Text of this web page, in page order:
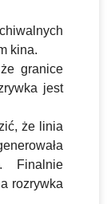
kina.
granice
jest
że linia
Finalnie
rozrywka